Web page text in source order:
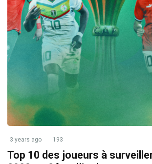
3 years ago 193
Top 10 des joueurs à